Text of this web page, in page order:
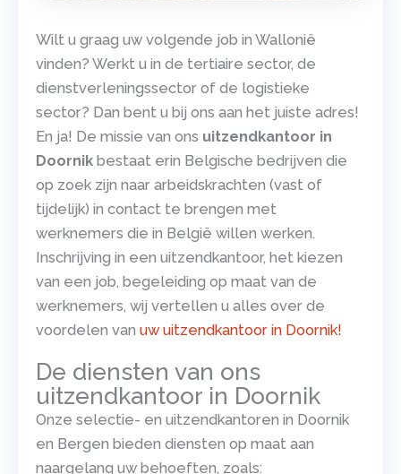
Wilt u graag uw volgende job in Wallonië
vinden? Werkt u in de tertiaire sector, de
dienstverleningssector of de logistieke
sector? Dan bent u bij ons aan het juiste adres!
En ja! De missie van ons uitzendkantoor in
Doornik bestaat erin Belgische bedrijven die
op zoek zijn naar arbeidskrachten (vast of
tijdelijk) in contact te brengen met
werknemers die in België willen werken.
Inschrijving in een uitzendkantoor, het kiezen
van een job, begeleiding op maat van de
werknemers, wij vertellen u alles over de
voordelen van uw uitzendkantoor in Doornik!
De diensten van ons
uitzendkantoor in Doornik
Onze selectie- en uitzendkantoren in Doornik
en Bergen bieden diensten op maat aan
naargelang uw behoeften, zoals: